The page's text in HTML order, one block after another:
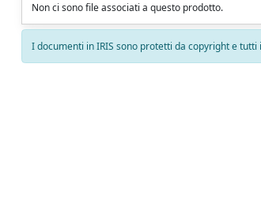
Non ci sono file associati a questo prodotto.
I documenti in IRIS sono protetti da copyright e